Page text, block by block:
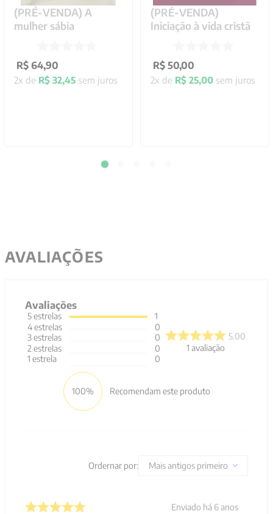
(PRÉ-VENDA) A
mulher sábia
R$ 64,90
2x de R$ 32,45 sem juros
(PRÉ-VENDA)
Iniciação à vida cristã
R$ 50,00
2x de R$ 25,00 sem juros
AVALIAÇÕES
Avaliações
5estrelas
4estrelas
3estrelas
2 estrelas
1 estrela
1
0
0
0
0
5.00
1 avaliação
100% Recomendam este produto
Ordernar por: Mais antigos primeiro
Enviado há 6 anos